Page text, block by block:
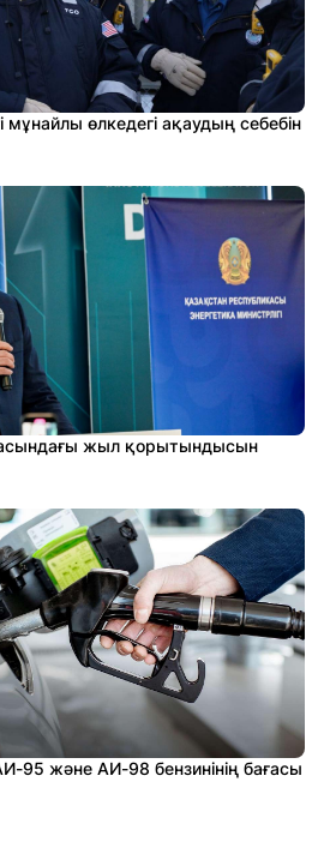
мұнайлы өлкедегі ақаудың себебін
жыл қорытындысын
95 және АИ-98 бензинінің бағасы